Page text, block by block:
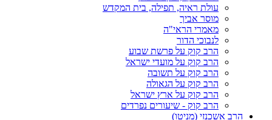
עולת ראיה, תפילה, בית המקדש
מוסר אביך
מאמרי הראי"ה
לנבוכי הדור
הרב קוק על פרשת שבוע
הרב קוק על מועדי ישראל
הרב קוק על תשובה
הרב קוק על הגאולה
הרב קוק על ארץ ישראל
הרב קוק - שיעורים נפרדים
הרב אשכנזי (מניטו)